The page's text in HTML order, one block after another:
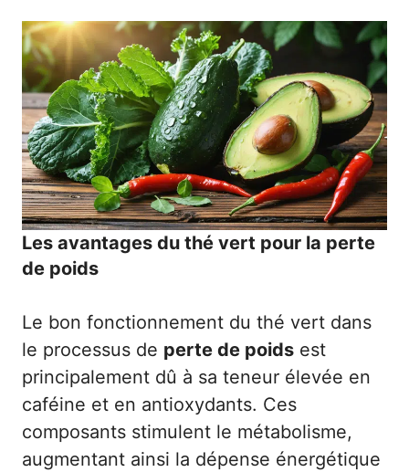
Les avantages du thé vert pour la perte
de poids
Le bon fonctionnement du thé vert dans
le processus de perte de poids est
principalement dû à sa teneur élevée en
caféine et en antioxydants. Ces
composants stimulent le métabolisme,
augmentant ainsi la dépense énergétique